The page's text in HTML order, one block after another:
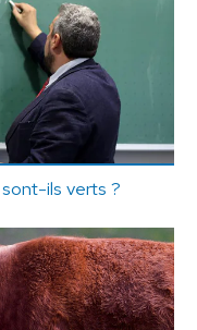
ils verts ?